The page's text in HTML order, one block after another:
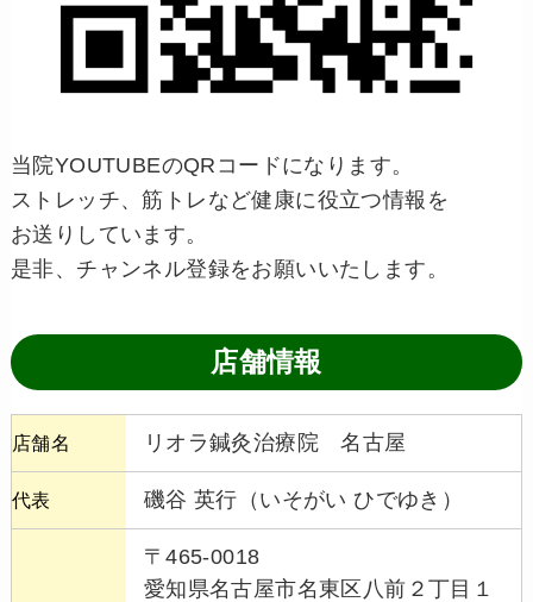
当院YOUTUBEのQRコードになります。
ストレッチ、筋トレなど健康に役立つ情報を
お送りしています。
是非、チャンネル登録をお願いいたします。
店舗情報
店舗名 リオラ鍼灸治療院 名古屋
代表 磯谷 英行（いそがい ひでゆき）
〒465-0018
愛知県名古屋市名東区八前２丁目１